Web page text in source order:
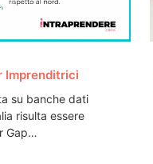
Imprenditrici
su banche dati
risulta essere
Gap…